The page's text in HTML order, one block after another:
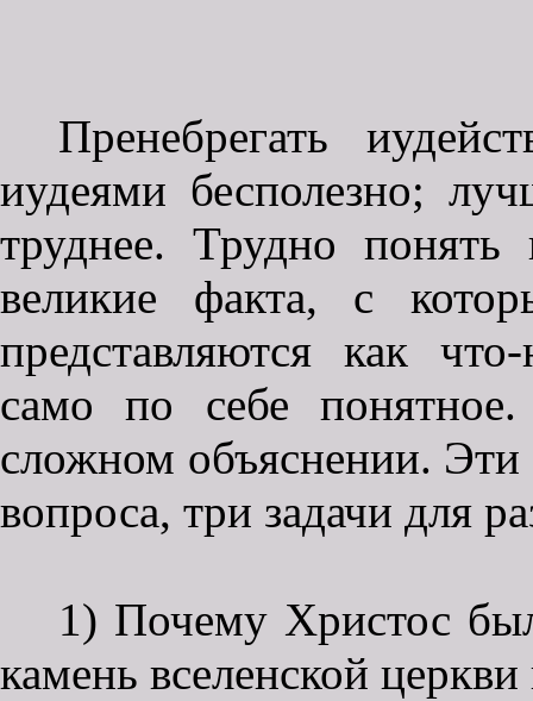
Пренебрегать
иудеями бесполезно;
труднее. Трудно
великие факта, с
представляются как
само по себе
сложном объяснении. Эти
вопроса, три задачи для
1) Почему Христос
камень вселенской